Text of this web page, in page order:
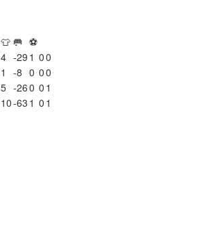
👕 🥅 ⚽
4 -29 1 00
1 -8 0 00
5 -260 0 1
10-63 1 0 1